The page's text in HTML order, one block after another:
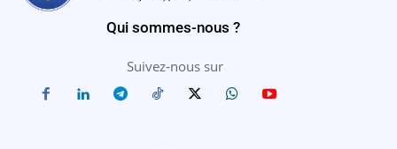
Qui sommes-nous ?
Suivez-nous sur